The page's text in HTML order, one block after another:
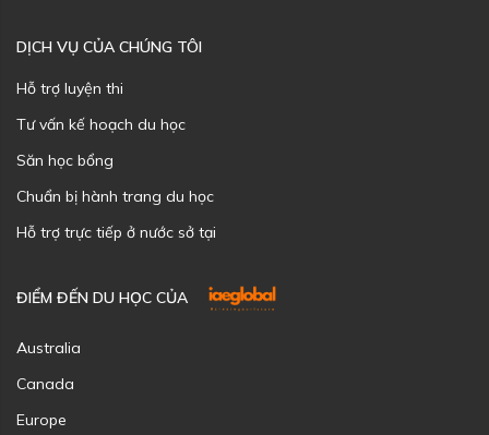
DỊCH VỤ CỦA CHÚNG TÔI
Hỗ trợ luyện thi
Tư vấn kế hoạch du học
Săn học bổng
Chuẩn bị hành trang du học
Hỗ trợ trực tiếp ở nước sở tại
ĐIỂM ĐẾN DU HỌC CỦA
Australia
Canada
Europe